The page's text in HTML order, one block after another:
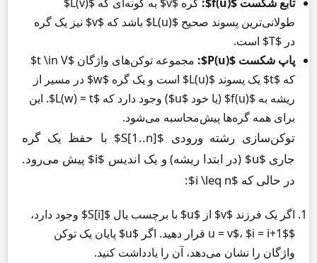
طولانی‌ترین پسوند صحیح $L(u)$ باشد که $v$ نیز یک گره
در $T$ است.
پاپ شکست $P(u)$:
مجموعه توکن‌های واژگان $t \in V$
که $t$ یک پسوند $L(u)$ است و یک گره $w$ در مسیر از
ریشه به $f(u)$ (یا خود $u$) وجود دارد که $L(w) = t$. این
برای همه گره‌ها پیش‌محاسبه می‌شود.
توکن‌سازی رشته ورودی $S[1..n]$ با حفظ یک گره
جاری $u$ (در ابتدا ریشه) و یک اندیس $i$ پیش می‌رود.
در حالی که $i \leq n$:
اگر یک فرزند $v$ از $u$ با برچسب یال $S[i]$ وجود دارد،
$u = v$، $i = i+1$ قرار دهید. اگر $u$ پایان یک توکن
واژگان را نشان می‌دهد، آن را یادداشت کنید.